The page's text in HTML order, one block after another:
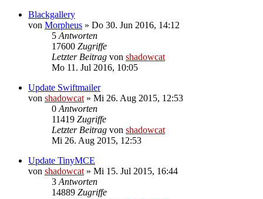
Blackgallery
von Morpheus » Do 30. Jun 2016, 14:12
5 Antworten
17600 Zugriffe
Letzter Beitrag von shadowcat
Mo 11. Jul 2016, 10:05
Update Swiftmailer
von shadowcat » Mi 26. Aug 2015, 12:53
0 Antworten
11419 Zugriffe
Letzter Beitrag von shadowcat
Mi 26. Aug 2015, 12:53
Update TinyMCE
von shadowcat » Mi 15. Jul 2015, 16:44
3 Antworten
14889 Zugriffe